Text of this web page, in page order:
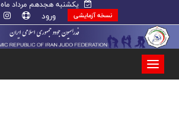
یکشنبه هجدهم مرداد ماه
نسخه آزمایشی ورود